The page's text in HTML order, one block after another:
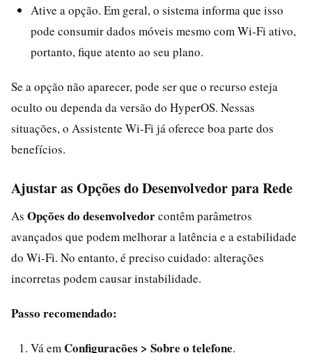
Ative a opção. Em geral, o sistema informa que isso
pode consumir dados móveis mesmo com Wi‑Fi ativo,
portanto, fique atento ao seu plano.
Se a opção não aparecer, pode ser que o recurso esteja
oculto ou dependa da versão do HyperOS. Nessas
situações, o Assistente Wi‑Fi já oferece boa parte dos
benefícios.
Ajustar as Opções do Desenvolvedor para Rede
As Opções do desenvolvedorcontêm parâmetros
avançados que podem melhorar a latência e a estabilidade
do Wi‑Fi. No entanto, é preciso cuidado: alterações
incorretas podem causar instabilidade.
Passo recomendado:
Vá em Configurações > Sobre o telefone.